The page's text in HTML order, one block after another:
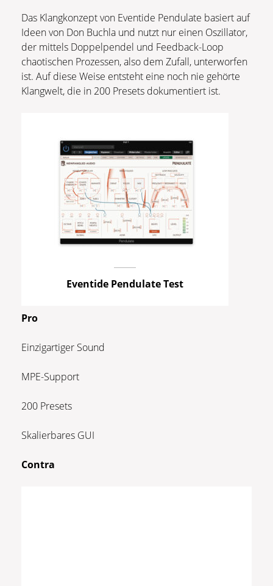
Das Klangkonzept von Eventide Pendulate basiert auf
Ideen von Don Buchla und nutzt nur einen Oszillator,
der mittels Doppelpendel und Feedback-Loop
chaotischen Prozessen, also dem Zufall, unterworfen
ist. Auf diese Weise entsteht eine noch nie gehörte
Klangwelt, die in 200 Presets dokumentiert ist.
Eventide Pendulate Test
Pro
Einzigartiger Sound
MPE-Support
200 Presets
Skalierbares GUI
Contra